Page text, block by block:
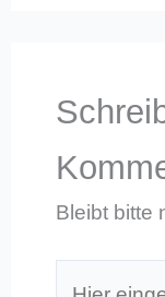
Bleibt bitte